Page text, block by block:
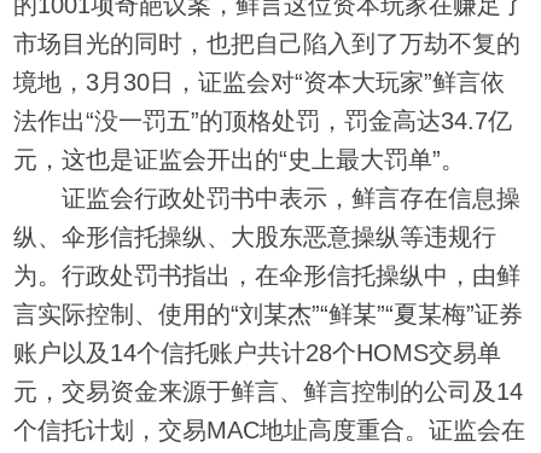
市场目光的同时，也把自己陷入到了万劫不复的
境地，3月30日，证监会对“资本大玩家”鲜言依
法作出“没一罚五”的顶格处罚，罚金高达34.7亿
元，这也是证监会开出的“史上最大罚单”。
证监会行政处罚书中表示，鲜言存在信息操
纵、伞形信托操纵、大股东恶意操纵等违规行
为。行政处罚书指出，在伞形信托操纵中，由鲜
言实际控制、使用的“刘某杰”“鲜某”“夏某梅”证券
账户以及14个信托账户共计28个HOMS交易单
元，交易资金来源于鲜言、鲜言控制的公司及14
个信托计划，交易MAC地址高度重合。证监会在